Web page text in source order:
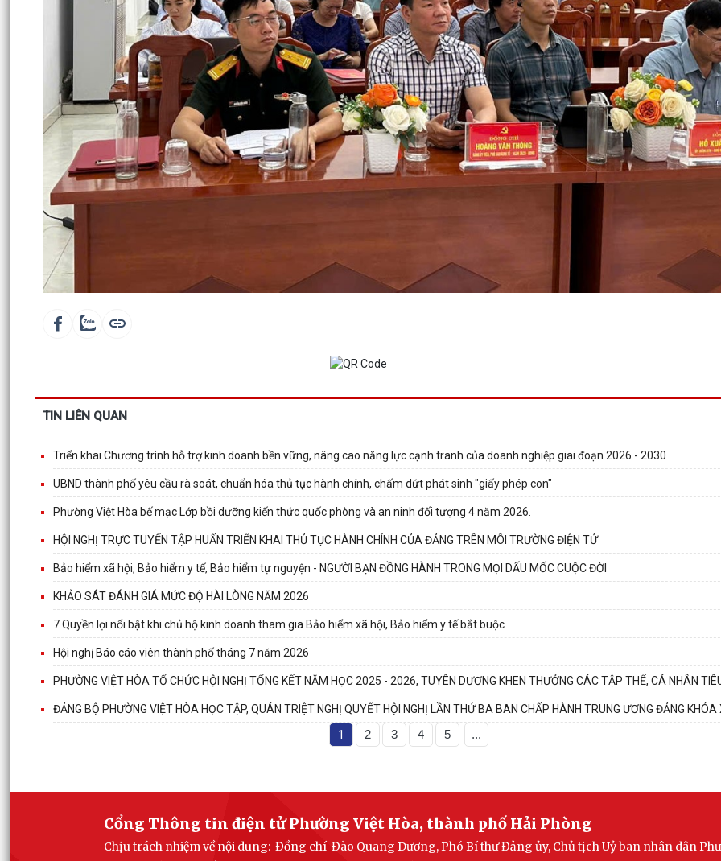
TIN LIÊN QUAN
Triển khai Chương trình hỗ trợ kinh doanh bền vững, nâng cao năng lực cạnh tranh của doanh nghiệp giai đoạn 2026 - 2030
UBND thành phố yêu cầu rà soát, chuẩn hóa thủ tục hành chính, chấm dứt phát sinh "giấy phép con"
Phường Việt Hòa bế mạc Lớp bồi dưỡng kiến thức quốc phòng và an ninh đối tượng 4 năm 2026.
HỘI NGHỊ TRỰC TUYẾN TẬP HUẤN TRIỂN KHAI THỦ TỤC HÀNH CHÍNH CỦA ĐẢNG TRÊN MÔI TRƯỜNG ĐIỆN TỬ
Bảo hiểm xã hội, Bảo hiểm y tế, Bảo hiểm tự nguyện - NGƯỜI BẠN ĐỒNG HÀNH TRONG MỌI DẤU MỐC CUỘC ĐỜI
KHẢO SÁT ĐÁNH GIÁ MỨC ĐỘ HÀI LÒNG NĂM 2026
7 Quyền lợi nổi bật khi chủ hộ kinh doanh tham gia Bảo hiểm xã hội, Bảo hiểm y tế bắt buộc
Hội nghị Báo cáo viên thành phố tháng 7 năm 2026
PHƯỜNG VIỆT HÒA TỔ CHỨC HỘI NGHỊ TỔNG KẾT NĂM HỌC 2025 - 2026, TUYÊN DƯƠNG KHEN THƯỞNG CÁC TẬP THỂ, CÁ NHÂN
ĐẢNG BỘ PHƯỜNG VIỆT HÒA HỌC TẬP, QUÁN TRIỆT NGHỊ QUYẾT HỘI NGHỊ LẦN THỨ BA BAN CHẤP HÀNH TRUNG ƯƠNG ĐẢNG KHÓA
1 2 3 4 5 ...
Cổng Thông tin điện tử Phường Việt Hòa, thành phố Hải Phòng
Chịu trách nhiệm về nội dung: Đồng chí Đào Quang Dương, Phó Bí thư Đảng ủy, Chủ tịch Uỷ ban nhân dân